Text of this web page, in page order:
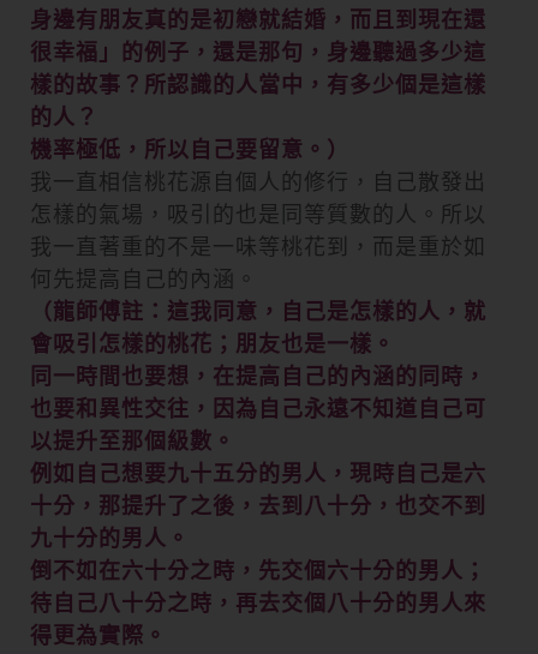
身邊有朋友真的是初戀就結婚，而且到現在還
很幸福」的例子，還是那句，身邊聽過多少這
樣的故事？所認識的人當中，有多少個是這樣
的人？
機率極低，所以自己要留意。）
我一直相信桃花源自個人的修行，自己散發出
怎樣的氣場，吸引的也是同等質數的人。所以
我一直著重的不是一味等桃花到，而是重於如
何先提高自己的內涵。
（龍師傅註：這我同意，自己是怎樣的人，就
會吸引怎樣的桃花；朋友也是一樣。
同一時間也要想，在提高自己的內涵的同時，
也要和異性交往，因為自己永遠不知道自己可
以提升至那個級數。
例如自己想要九十五分的男人，現時自己是六
十分，那提升了之後，去到八十分，也交不到
九十分的男人。
倒不如在六十分之時，先交個六十分的男人；
待自己八十分之時，再去交個八十分的男人來
得更為實際。